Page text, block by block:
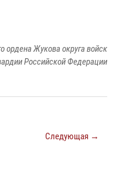
ордена Жукова округа войск
Российской Федерации
Следующая →